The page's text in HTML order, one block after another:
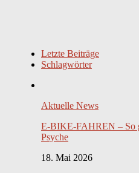
Letzte Beiträge
Schlagwörter
Aktuelle News
E-BIKE-FAHREN – So
Psyche
18. Mai 2026